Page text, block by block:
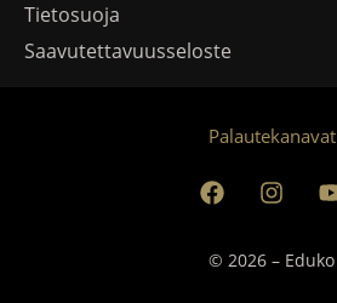
Tietosuoja
Saavutettavuusseloste
© 2026 – Eduko
Palautekanavat